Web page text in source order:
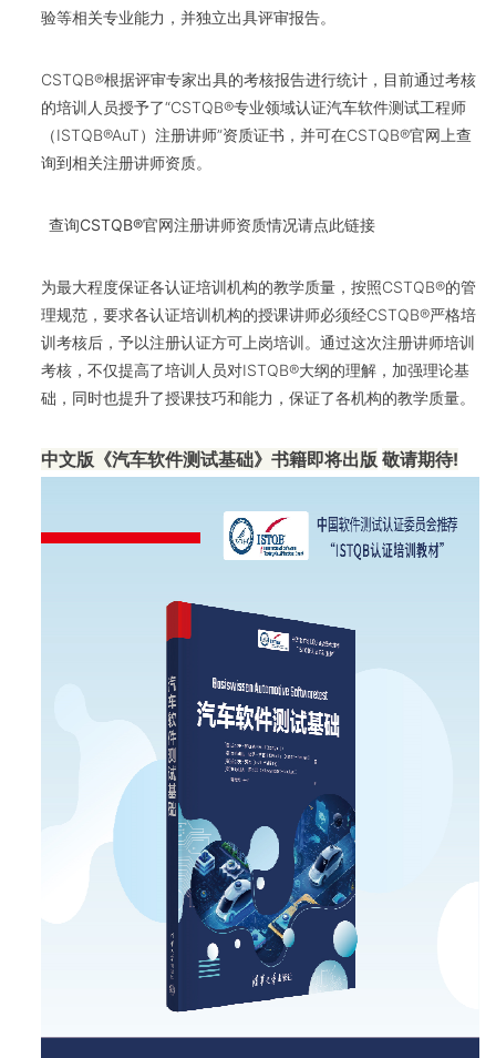
验等相关专业能力，并独立出具评审报告。
CSTQB®根据评审专家出具的考核报告进行统计，目前通过考核
的培训人员授予了“CSTQB®专业领域认证汽车软件测试工程师
（ISTQB®AuT）注册讲师”资质证书，并可在CSTQB®官网上查
询到相关注册讲师资质。
查询CSTQB®官网注册讲师资质情况请点此链接
为最大程度保证各认证培训机构的教学质量，按照CSTQB®的管
理规范，要求各认证培训机构的授课讲师必须经CSTQB®严格培
训考核后，予以注册认证方可上岗培训。通过这次注册讲师培训
考核，不仅提高了培训人员对ISTQB®大纲的理解，加强理论基
础，同时也提升了授课技巧和能力，保证了各机构的教学质量。
中文版《汽车软件测试基础》书籍即将出版 敬请期待!